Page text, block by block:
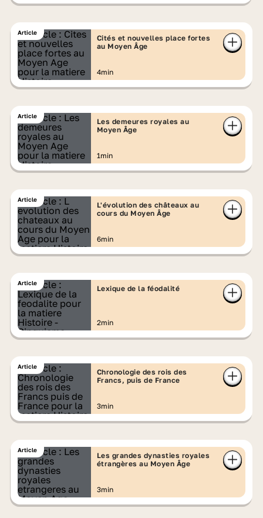
Article
Cités et nouvelles place fortes
au Moyen Âge
4min
Article
Les demeures royales au
Moyen Âge
1min
Article
L'évolution des châteaux au
cours du Moyen Âge
6min
Article
Lexique de la féodalité
2min
Article
Chronologie des rois des
Francs, puis de France
3min
Article
Les grandes dynasties royales
étrangères au Moyen Âge
3min